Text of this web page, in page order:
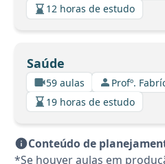
12 horas de estudo
Saúde
59 aulas
Profº.
19 horas de estudo
Conteúdo de
*Se houver aulas em